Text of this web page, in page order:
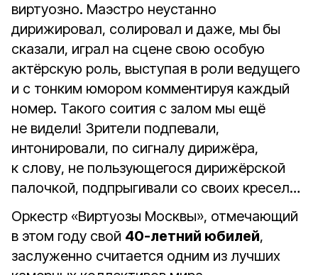
виртуозно. Маэстро неустанно
дирижировал, солировал и даже, мы бы
сказали, играл на сцене свою особую
актёрскую роль, выступая в роли ведущего
и с тонким юмором комментируя каждый
номер. Такого соития с залом мы ещё
не видели! Зрители подпевали,
интонировали, по сигналу дирижёра,
к слову, не пользующегося дирижёрской
палочкой, подпрыгивали со своих кресел…
Оркестр «Виртуозы Москвы», отмечающий
в этом году свой 40-летний юбилей,
заслуженно считается одним из лучших